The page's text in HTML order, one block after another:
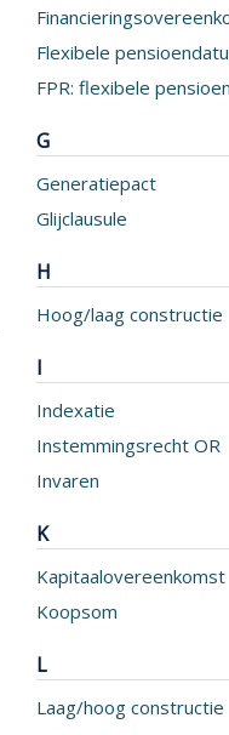
Flexibele
FPR: flexibele
G
Generatiepact
Glijclausule
H
Hoog/laag constructie
I
Indexatie
Instemmingsrecht OR
Invaren
K
Kapitaalovereenkomst
Koopsom
L
Laag/hoog constructie